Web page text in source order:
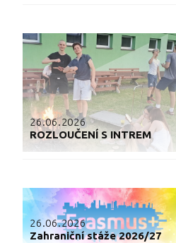
26.06.2026
ROZLOUČENÍ S INTREM
26.06.2026
Zahraniční stáže 2026/27